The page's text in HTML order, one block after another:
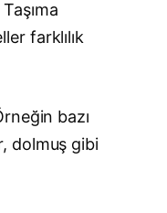
farklılık
bazı
dolmuş gibi